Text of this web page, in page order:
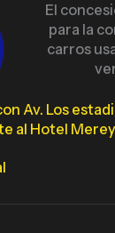
El
para la
carros
Av. Los
al Hotel